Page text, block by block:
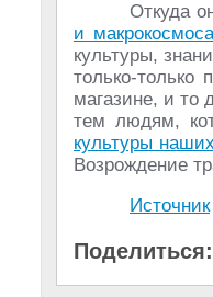
Откуда
и макрокосмоса
культуры,
только-только
магазине, и то
тем людям,
культуры
Возрождение
Источник
Поделиться: